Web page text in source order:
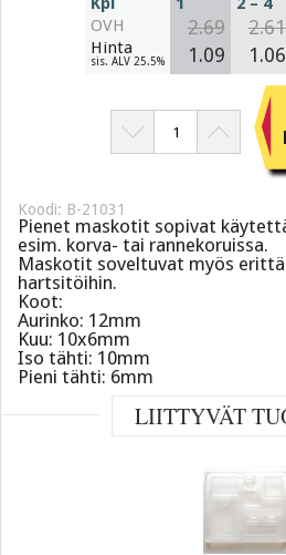
Koodi: B-21031
Pienet maskotit sopivat
esim. korva- tai rannekoruissa.
Maskotit soveltuvat myös
hartsitöihin.
Koot:
Aurinko: 12mm
Kuu: 10x6mm
Iso tähti: 10mm
Pieni tähti: 6mm
OVH
Hinta
sis. ALV 25.5%
2.69
1.09
2.61
1.06
LIITTYVÄT